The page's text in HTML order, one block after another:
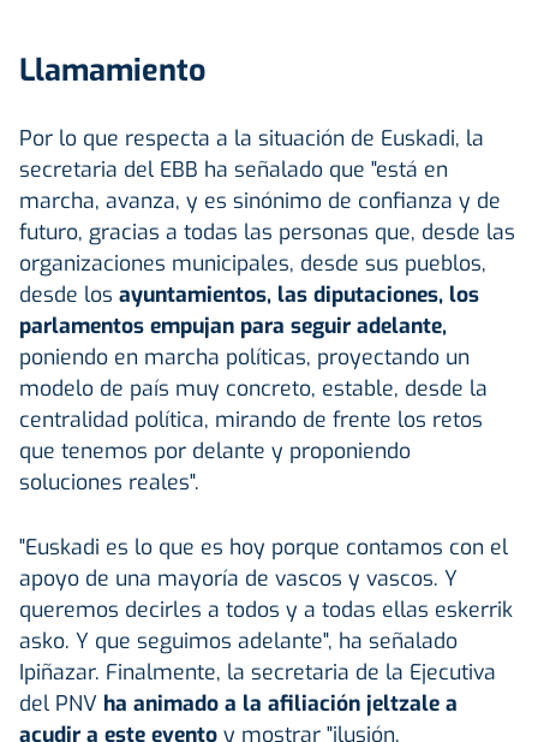
Llamamiento
Por lo que respecta a la situación de Euskadi, la
secretaria del EBB ha señalado que "está en
marcha, avanza, y es sinónimo de confianza y de
futuro, gracias a todas las personas que, desde las
organizaciones municipales, desde sus pueblos,
desde los ayuntamientos, las diputaciones, los
parlamentos empujan para seguir adelante,
poniendo en marcha políticas, proyectando un
modelo de país muy concreto, estable, desde la
centralidad política, mirando de frente los retos
que tenemos por delante y proponiendo
soluciones reales".
"Euskadi es lo que es hoy porque contamos con el
apoyo de una mayoría de vascos y vascos. Y
queremos decirles a todos y a todas ellas eskerrik
asko. Y que seguimos adelante", ha señalado
Ipiñazar. Finalmente, la secretaria de la Ejecutiva
del PNV ha animado a la afiliación jeltzale a
acudir a este evento y mostrar "ilusión,